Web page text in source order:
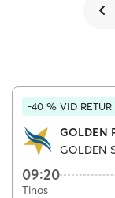
-40 % VID
GOLDEN
GOLDEN
09:20
Tinos